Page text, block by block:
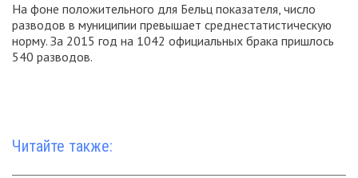
На фоне положительного для Бельц показателя, число
разводов в муниципии превышает среднестатистическую
норму. За 2015 год на 1042 официальных брака пришлось
540 разводов.
Читайте также: